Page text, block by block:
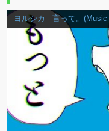
ヨルシカ - 言って。